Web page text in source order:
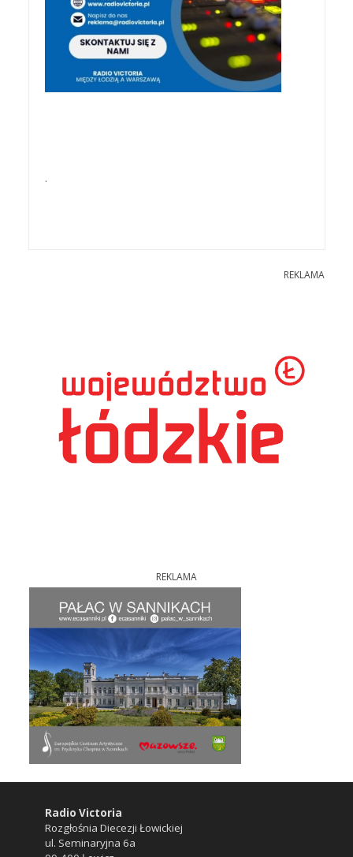
.
REKLAMA
REKLAMA
Radio Victoria
Rozgłośnia Diecezji Łowickiej
ul. Seminaryjna 6a